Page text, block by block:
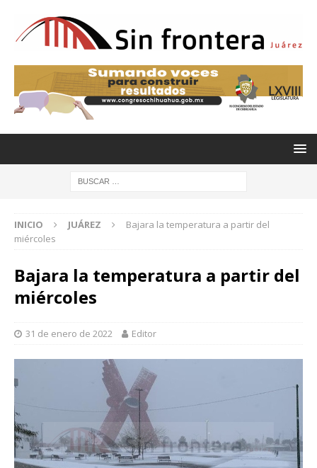
INICIO JUÁREZ
Bajara la temperatura a partir del
miércoles
Bajara la temperatura a partir del
miércoles
31 de enero de 2022 Editor